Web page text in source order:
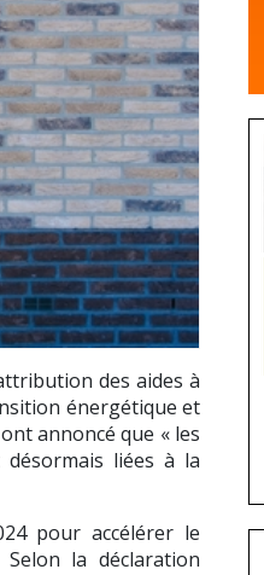
des aides à
énergétique et
annoncé que « les
désormais liées à la
pour accélérer le
la déclaration